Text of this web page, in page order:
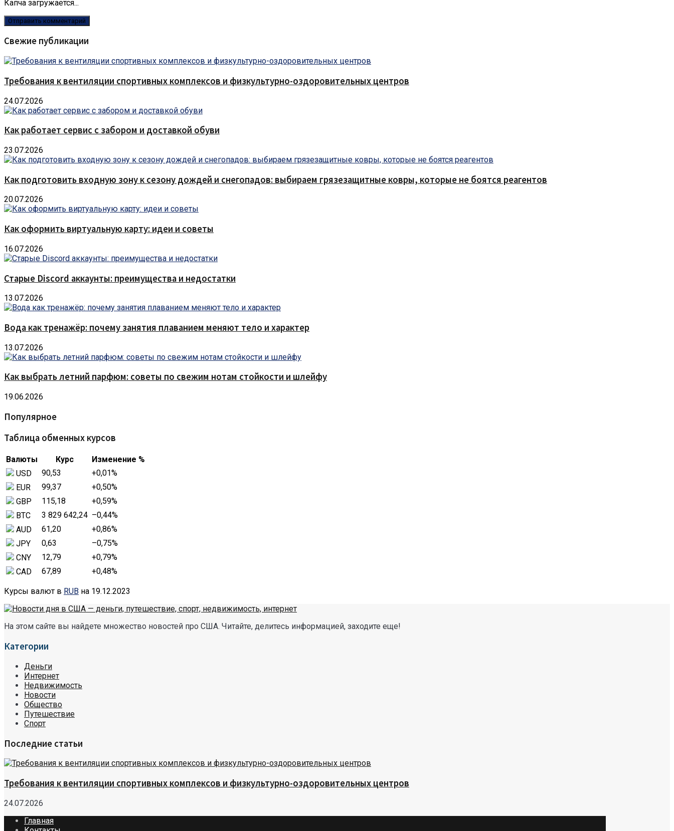
Капча загружается...
Свежие публикации
Требования к вентиляции спортивных комплексов и физкультурно-оздоровительных центров
24.07.2026
Как работает сервис с забором и доставкой обуви
23.07.2026
Как подготовить входную зону к сезону дождей и снегопадов: выбираем грязезащитные ковры, которые не боятся реагентов
20.07.2026
Как оформить виртуальную карту: идеи и советы
16.07.2026
Старые Discord аккаунты: преимущества и недостатки
13.07.2026
Вода как тренажёр: почему занятия плаванием меняют тело и характер
13.07.2026
Как выбрать летний парфюм: советы по свежим нотам стойкости и шлейфу
19.06.2026
Популярное
Таблица обменных курсов
Валюты Курс
Изменение %
USD
90,53 +0,01%
EUR
99,37 +0,50%
GBP
115,18 +0,59%
BTC
3 829 642,24 –0,44%
AUD
61,20 +0,86%
JPY
0,63 –0,75%
CNY
12,79 +0,79%
CAD
67,89 +0,48%
Курсы валют в RUB на 19.12.2023
На этом сайте вы найдете множество новостей про США. Читайте, делитесь информацией, заходите еще!
Категории
Деньги
Интернет
Недвижимость
Новости
Общество
Путешествие
Спорт
Последние статьи
Требования к вентиляции спортивных комплексов и физкультурно-оздоровительных центров
24.07.2026
Главная